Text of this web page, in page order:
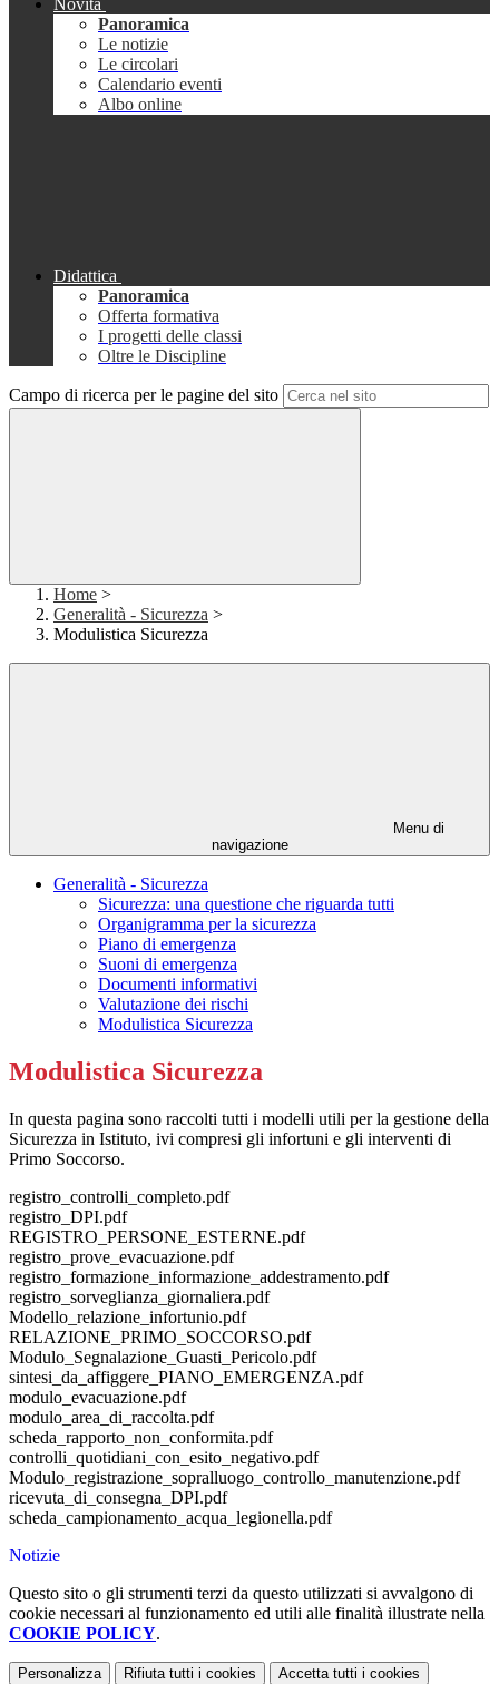
Novità
Panoramica
Le notizie
Le circolari
Calendario eventi
Albo online
Didattica
Panoramica
Offerta formativa
I progetti delle classi
Oltre le Discipline
Campo di ricerca per le pagine del sito
Home >
Generalità - Sicurezza >
Modulistica Sicurezza
Menu di
navigazione
Generalità - Sicurezza
Sicurezza: una questione che riguarda tutti
Organigramma per la sicurezza
Piano di emergenza
Suoni di emergenza
Documenti informativi
Valutazione dei rischi
Modulistica Sicurezza
Modulistica Sicurezza
In questa pagina sono raccolti tutti i modelli utili per la gestione della
Sicurezza in Istituto, ivi compresi gli infortuni e gli interventi di
Primo Soccorso.
registro_controlli_completo.pdf
registro_DPI.pdf
REGISTRO_PERSONE_ESTERNE.pdf
registro_prove_evacuazione.pdf
registro_formazione_informazione_addestramento.pdf
registro_sorveglianza_giornaliera.pdf
Modello_relazione_infortunio.pdf
RELAZIONE_PRIMO_SOCCORSO.pdf
Modulo_Segnalazione_Guasti_Pericolo.pdf
sintesi_da_affiggere_PIANO_EMERGENZA.pdf
modulo_evacuazione.pdf
modulo_area_di_raccolta.pdf
scheda_rapporto_non_conformita.pdf
controlli_quotidiani_con_esito_negativo.pdf
Modulo_registrazione_sopralluogo_controllo_manutenzione.pdf
ricevuta_di_consegna_DPI.pdf
scheda_campionamento_acqua_legionella.pdf
Notizie
Questo sito o gli strumenti terzi da questo utilizzati si avvalgono di
cookie necessari al funzionamento ed utili alle finalità illustrate nella
COOKIE POLICY.
Personalizza Rifiuta tutti i cookies Accetta tutti i cookies